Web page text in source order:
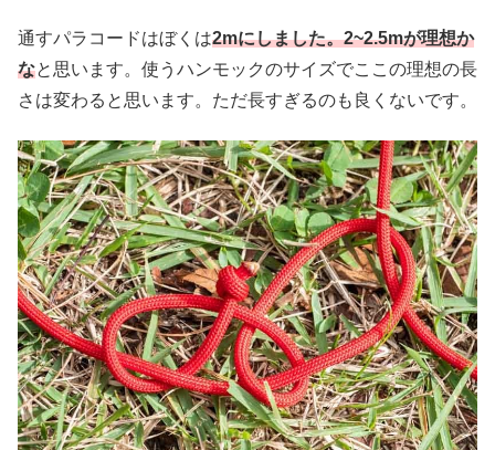
通すパラコードはぼくは2mにしました。2~2.5mが理想か
なと思います。使うハンモックのサイズでここの理想の長
さは変わると思います。ただ長すぎるのも良くないです。